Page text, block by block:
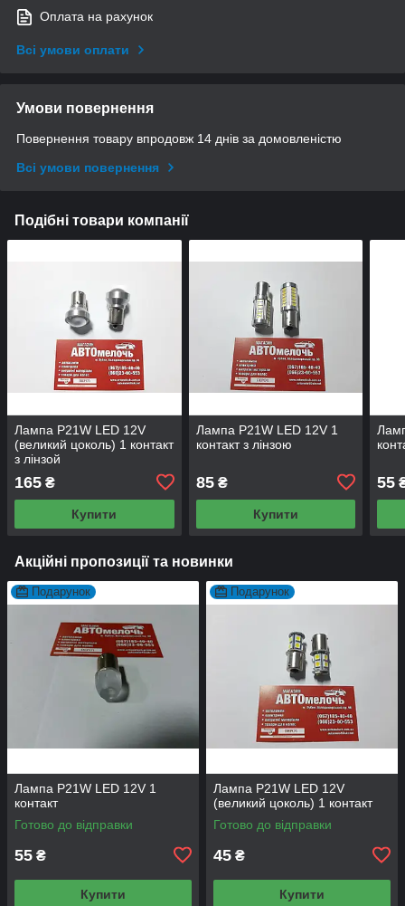
Оплата на рахунок
Всі умови оплати
Умови повернення
Повернення товару впродовж 14 днів за домовленістю
Всі умови повернення
Подібні товари компанії
Лампа P21W LED 12V
(великий цоколь) 1 контакт
з лінзой
165 ₴
Купити
Лампа P21W LED 12V 1
контакт з лінзою
85₴
Купити
55
Акційні пропозиції та новинки
Подарунок
Лампа P21W LED 12V 1
контакт
Готово до відправки
55 ₴
Купити
Подарунок
Лампа P21W LED 12V
(великий цоколь) 1 контакт
Готово до відправки
45 ₴
Купити